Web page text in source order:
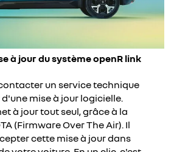
à jour du système openR link
un service technique
mise à jour logicielle.
à jour tout seul, grâce à la
(Firmware Over The Air). Il
cette mise à jour dans